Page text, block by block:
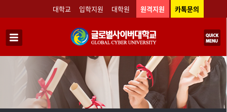
대학교 입학지원 대학원 원격지원 카톡문의